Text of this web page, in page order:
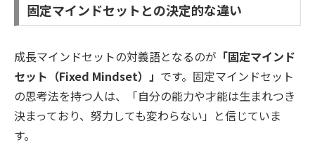
固定マインドセットとの決定的な違い
成長マインドセットの対義語となるのが 「固定マインド
セット（Fixed Mindset）」 です。固定マインドセット
の思考法を持つ人は、「自分の能力や才能は生まれつき
決まっており、努力しても変わらない」と信じていま
す。